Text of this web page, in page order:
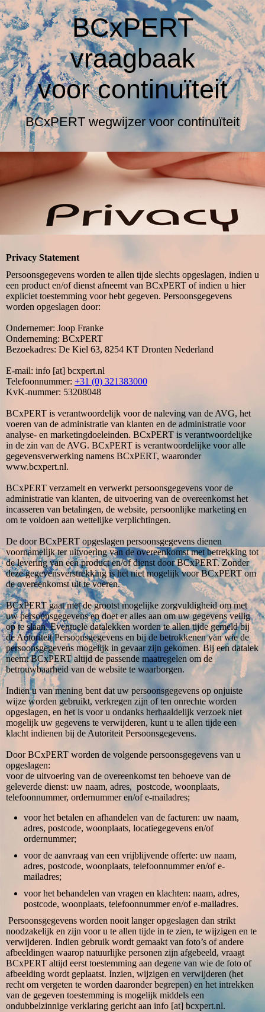
BCxPERT
vraagbaak
voorcontinuïteit
BCxPERT wegwijzer voor continuïteit
Privacy Statement
Persoonsgegevens worden te allen tijde slechts opgeslagen, indien u
een product en/of dienst afneemt van BCxPERT of indien u hier
expliciet toestemming voor hebt gegeven. Persoonsgegevens
worden opgeslagen door:
Ondernemer: Joop Franke
Onderneming: BCxPERT
Bezoekadres: De Kiel 63, 8254 KT Dronten Nederland
E-mail: info [at] bcxpert.nl
Telefoonnummer: +31 (0) 321383000
KvK-nummer: 53208048
BCxPERT is verantwoordelijk voor de naleving van de AVG, het
voeren van de administratie van klanten en de administratie voor
analyse- en marketingdoeleinden. BCxPERT is verantwoordelijke
in de zin van de AVG. BCxPERT is verantwoordelijke voor alle
gegevensverwerking namens BCxPERT, waaronder
www.bcxpert.nl.
BCxPERT verzamelt en verwerkt persoonsgegevens voor de
administratie van klanten, de uitvoering van de overeenkomst het
incasseren van betalingen, de website, persoonlijke marketing en
om te voldoen aan wettelijke verplichtingen.
De door BCxPERT opgeslagen persoonsgegevens dienen
voornamelijk ter uitvoering van de overeenkomst met betrekking tot
de levering van een product en/of dienst door BCxPERT. Zonder
deze gegevensverstrekking is het niet mogelijk voor BCxPERT om
de overeenkomst uit te voeren.
BCxPERT gaat met de grootst mogelijke zorgvuldigheid om met
uw persoonsgegevens en doet er alles aan om uw gegevens veilig
op te slaan. Eventuele datalekken worden te allen tijde gemeld bij
de Autoriteit Persoonsgegevens en bij de betrokkenen van wie de
persoonsgegevens mogelijk in gevaar zijn gekomen. Bij een datalek
neemt BCxPERT altijd de passende maatregelen om de
betrouwbaarheid van de website te waarborgen.
Indien u van mening bent dat uw persoonsgegevens op onjuiste
wijze worden gebruikt, verkregen zijn of ten onrechte worden
opgeslagen, en het is voor u ondanks herhaaldelijk verzoek niet
mogelijk uw gegevens te verwijderen, kunt u te allen tijde een
klacht indienen bij de Autoriteit Persoonsgegevens.
Door BCxPERT worden de volgende persoonsgegevens van u
opgeslagen:
voor de uitvoering van de overeenkomst ten behoeve van de
geleverde dienst: uw naam, adres, postcode, woonplaats,
telefoonnummer, ordernummer en/of e-mailadres;
voor het betalen en afhandelen van de facturen: uw naam,
adres, postcode, woonplaats, locatiegegevens en/of
ordernummer;
voor de aanvraag van een vrijblijvende offerte: uw naam,
adres, postcode, woonplaats, telefoonnummer en/of e-
mailadres;
voor het behandelen van vragen en klachten: naam, adres,
postcode, woonplaats, telefoonnummer en/of e-mailadres.
Persoonsgegevens worden nooit langer opgeslagen dan strikt
noodzakelijk en zijn voor u te allen tijde in te zien, te wijzigen en te
verwijderen. Indien gebruik wordt gemaakt van foto’s of andere
afbeeldingen waarop natuurlijke personen zijn afgebeeld, vraagt
BCxPERT altijd eerst toestemming aan degene van wie de foto of
afbeelding wordt geplaatst. Inzien, wijzigen en verwijderen (het
recht om vergeten te worden daaronder begrepen) en het intrekken
van de gegeven toestemming is mogelijk middels een
ondubbelzinnige verklaring gericht aan info [at] bcxpert.nl.